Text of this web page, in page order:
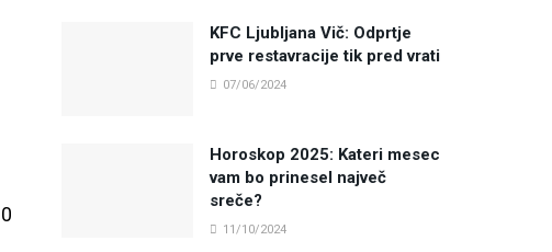
0
KFC Ljubljana Vič: Odprtje
prve restavracije tik pred vrati
07/06/2024
Horoskop 2025: Kateri mesec
vam bo prinesel največ
sreče?
11/10/2024